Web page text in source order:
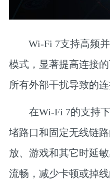
Wi-Fi 7支持高频并
模式，显著提高连接
所有外部干扰导致的连
在Wi-Fi 7的支持下
堵路口和固定无线链
放、游戏和其它时延
流畅，减少卡顿或掉线